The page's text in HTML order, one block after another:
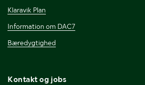
Klaravik Plan
Information om DAC7
Bæredygtighed
Kontakt og jobs